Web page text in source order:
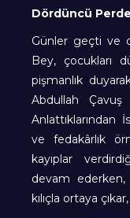
Dördüncü Perde
Günler geçti ve
Bey, çocukları
pişmanlık
Abdullah Çavuş
Anlattıklarından
ve fedakârlık
kayıplar
devam ederken,
kılıçla ortaya